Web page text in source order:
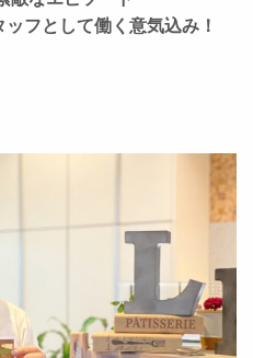
フとして働く意気込み！